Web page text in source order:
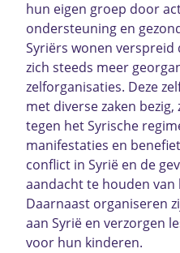
hun eigen groep door
ondersteuning en
Syriërs wonen
zich steeds meer
zelforganisaties. Deze
met diverse zaken
tegen het Syrische
manifestaties en
conflict in Syrië en de
aandacht te houden
Daarnaast organiseren
aan Syrië en verzorgen
voor hun kinderen.